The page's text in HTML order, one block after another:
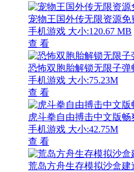
宠物王国外传无限资源免
手机游戏 大小:120.67 MB
查 看
恐怖双胞胎解锁无限子弹
手机游戏 大小:75.23M
查 看
虎斗拳自由搏击中文版畅
手机游戏 大小:42.75M
查 看
荒岛方舟生存模拟沙盒建